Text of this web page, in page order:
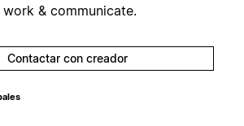
& communicate.
Contactar con creador